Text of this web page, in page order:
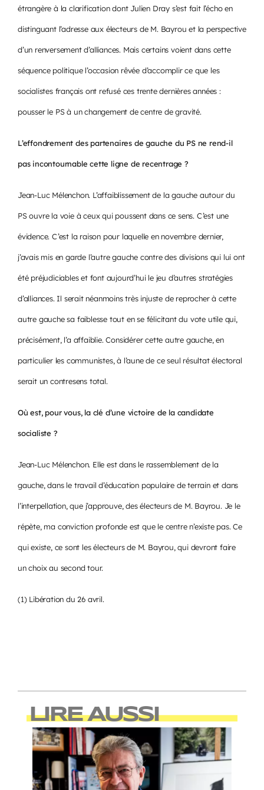
étrangère à la clarification dont Julien Dray s’est fait l’écho en
distinguant l’adresse aux électeurs de M. Bayrou et la perspective
d’un renversement d’alliances. Mais certains voient dans cette
séquence politique l’occasion rêvée d’accomplir ce que les
socialistes français ont refusé ces trente dernières années :
pousser le PS à un changement de centre de gravité.
L’effondrement des partenaires de gauche du PS ne rend-il
pas incontournable cette ligne de recentrage ?
Jean-Luc Mélenchon. L’affaiblissement de la gauche autour du
PS ouvre la voie à ceux qui poussent dans ce sens. C’est une
évidence. C’est la raison pour laquelle en novembre dernier,
j’avais mis en garde l’autre gauche contre des divisions qui lui ont
été préjudiciables et font aujourd’hui le jeu d’autres stratégies
d’alliances. Il serait néanmoins très injuste de reprocher à cette
autre gauche sa faiblesse tout en se félicitant du vote utile qui,
précisément, l’a affaiblie. Considérer cette autre gauche, en
particulier les communistes, à l’aune de ce seul résultat électoral
serait un contresens total.
Où est, pour vous, la clé d’une victoire de la candidate
socialiste ?
Jean-Luc Mélenchon. Elle est dans le rassemblement de la
gauche, dans le travail d’éducation populaire de terrain et dans
l’interpellation, que j’approuve, des électeurs de M. Bayrou. Je le
répète, ma conviction profonde est que le centre n’existe pas. Ce
qui existe, ce sont les électeurs de M. Bayrou, qui devront faire
un choix au second tour.
(1) Libération du 26 avril.
LIRE AUSSI